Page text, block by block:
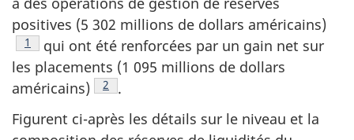
positives (5 302 millions de dollars américains)
Note de bas de page
1
qui ont été renforcées par un gain net sur
les placements (1 095 millions de dollars
américains)
Note de bas de page
2
.
Figurent ci-après les détails sur le niveau et la